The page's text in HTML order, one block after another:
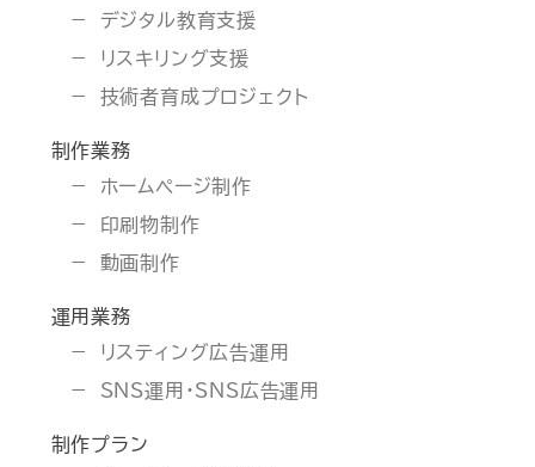
デジタル教育支援
リスキリング支援
技術者育成プロジェクト
制作業務
ホームページ制作
印刷物制作
動画制作
運用業務
リスティング広告運用
SNS運用・SNS広告運用
制作プラン